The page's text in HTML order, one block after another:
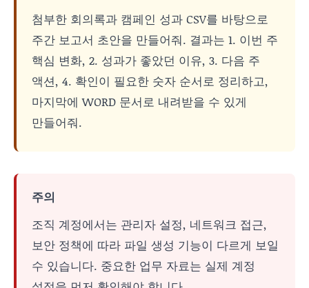
첨부한 회의록과 캠페인 성과 CSV를 바탕으로
주간 보고서 초안을 만들어줘. 결과는 1. 이번 주
핵심 변화, 2. 성과가 좋았던 이유, 3. 다음 주
액션, 4. 확인이 필요한 숫자 순서로 정리하고,
마지막에 WORD 문서로 내려받을 수 있게
만들어줘.
주의
조직 계정에서는 관리자 설정, 네트워크 접근,
보안 정책에 따라 파일 생성 기능이 다르게 보일
수 있습니다. 중요한 업무 자료는 실제 계정